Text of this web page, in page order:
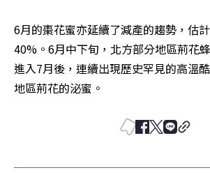
6月的棗花蜜亦延續了減產的趨勢，估
40%。6月中下旬，北方部分地區荊花
進入7月後，連續出現歷史罕見的高溫
地區荊花的泌蜜。